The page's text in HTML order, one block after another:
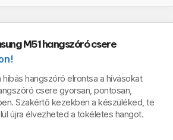
M51 hangszóró csere
hangszóró elrontsa a hívásokat
csere gyorsan, pontosan,
Szakértő kezekben a készüléked, te
újra élvezheted a tökéletes hangot.